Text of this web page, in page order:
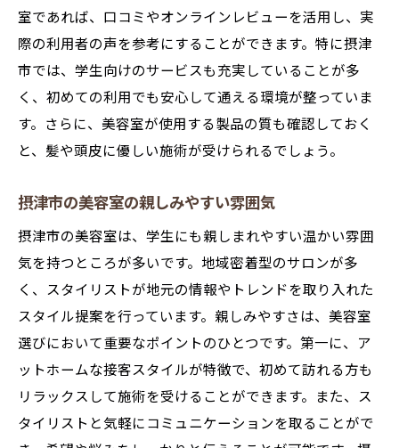
美容室選びの決め手となるポイント
口コミや評判を参考にする方法
自分に合ったスタイリストの見つけ方
摂津市の美容室の特徴を知る
新学期に向けて！摂津市の美容室で新しい自分
発見
新しいスタートに向けたヘアカット
春のトレンドヘアスタイルを取り入れる
美容室で受ける自分らしさの提案
新学期に向けたヘアケアの重要性
スタイリストとの相談で生まれる新しい自
分
室であれば、口コミやオンラインレビューを活用し、実
際の利用者の声を参考にすることができます。特に摂津
市では、学生向けのサービスも充実していることが多
く、初めての利用でも安心して通える環境が整っていま
す。さらに、美容室が使用する製品の質も確認しておく
と、髪や頭皮に優しい施術が受けられるでしょう。
摂津市の美容室の親しみやすい雰囲気
摂津市の美容室は、学生にも親しまれやすい温かい雰囲
気を持つところが多いです。地域密着型のサロンが多
く、スタイリストが地元の情報やトレンドを取り入れた
スタイル提案を行っています。親しみやすさは、美容室
選びにおいて重要なポイントのひとつです。第一に、ア
ットホームな接客スタイルが特徴で、初めて訪れる方も
リラックスして施術を受けることができます。また、ス
タイリストと気軽にコミュニケーションを取ることがで